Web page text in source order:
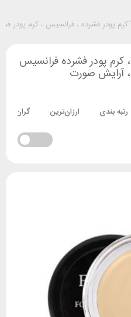
پودر فشرده ، فرانسیس ، کرم پودر
کرم پودر فشرده فرانسیس
آرایش صورت
رتبه بندی ارزان‌ترین گران‌ترین